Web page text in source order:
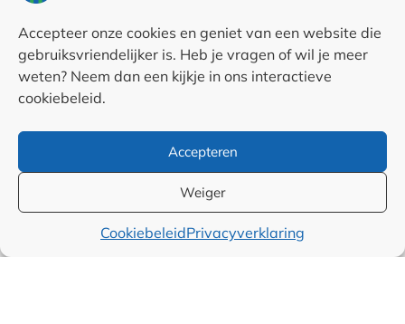
Accepteer onze cookies en geniet van een website die
gebruiksvriendelijker is. Heb je vragen of wil je meer
weten? Neem dan een kijkje in ons interactieve
cookiebeleid.
Accepteren
Weiger
CookiebeleidPrivacyverklaring
RSS & Nieuwsfeed
Auteurs
linkpartners
Algemene
voorwaarden